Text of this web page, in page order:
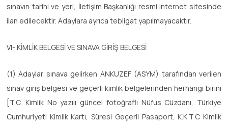
sınavın tarihi ve yeri, İletişim Başkanlığı resmi internet sitesinde
ilan edilecektir. Adaylara ayrıca tebligat yapılmayacaktır.
VI- KİMLİK BELGESİ VE SINAVA GİRİŞ BELGESİ
(1) Adaylar sınava gelirken ANKUZEF (ASYM) tarafından verilen
sınav giriş belgesi ve geçerli kimlik belgelerinden herhangi birini
[T.C. Kimlik No yazılı güncel fotoğraflı Nüfus Cüzdanı, Türkiye
Cumhuriyeti Kimlik Kartı, Süresi Geçerli Pasaport, K.K.T.C Kimlik